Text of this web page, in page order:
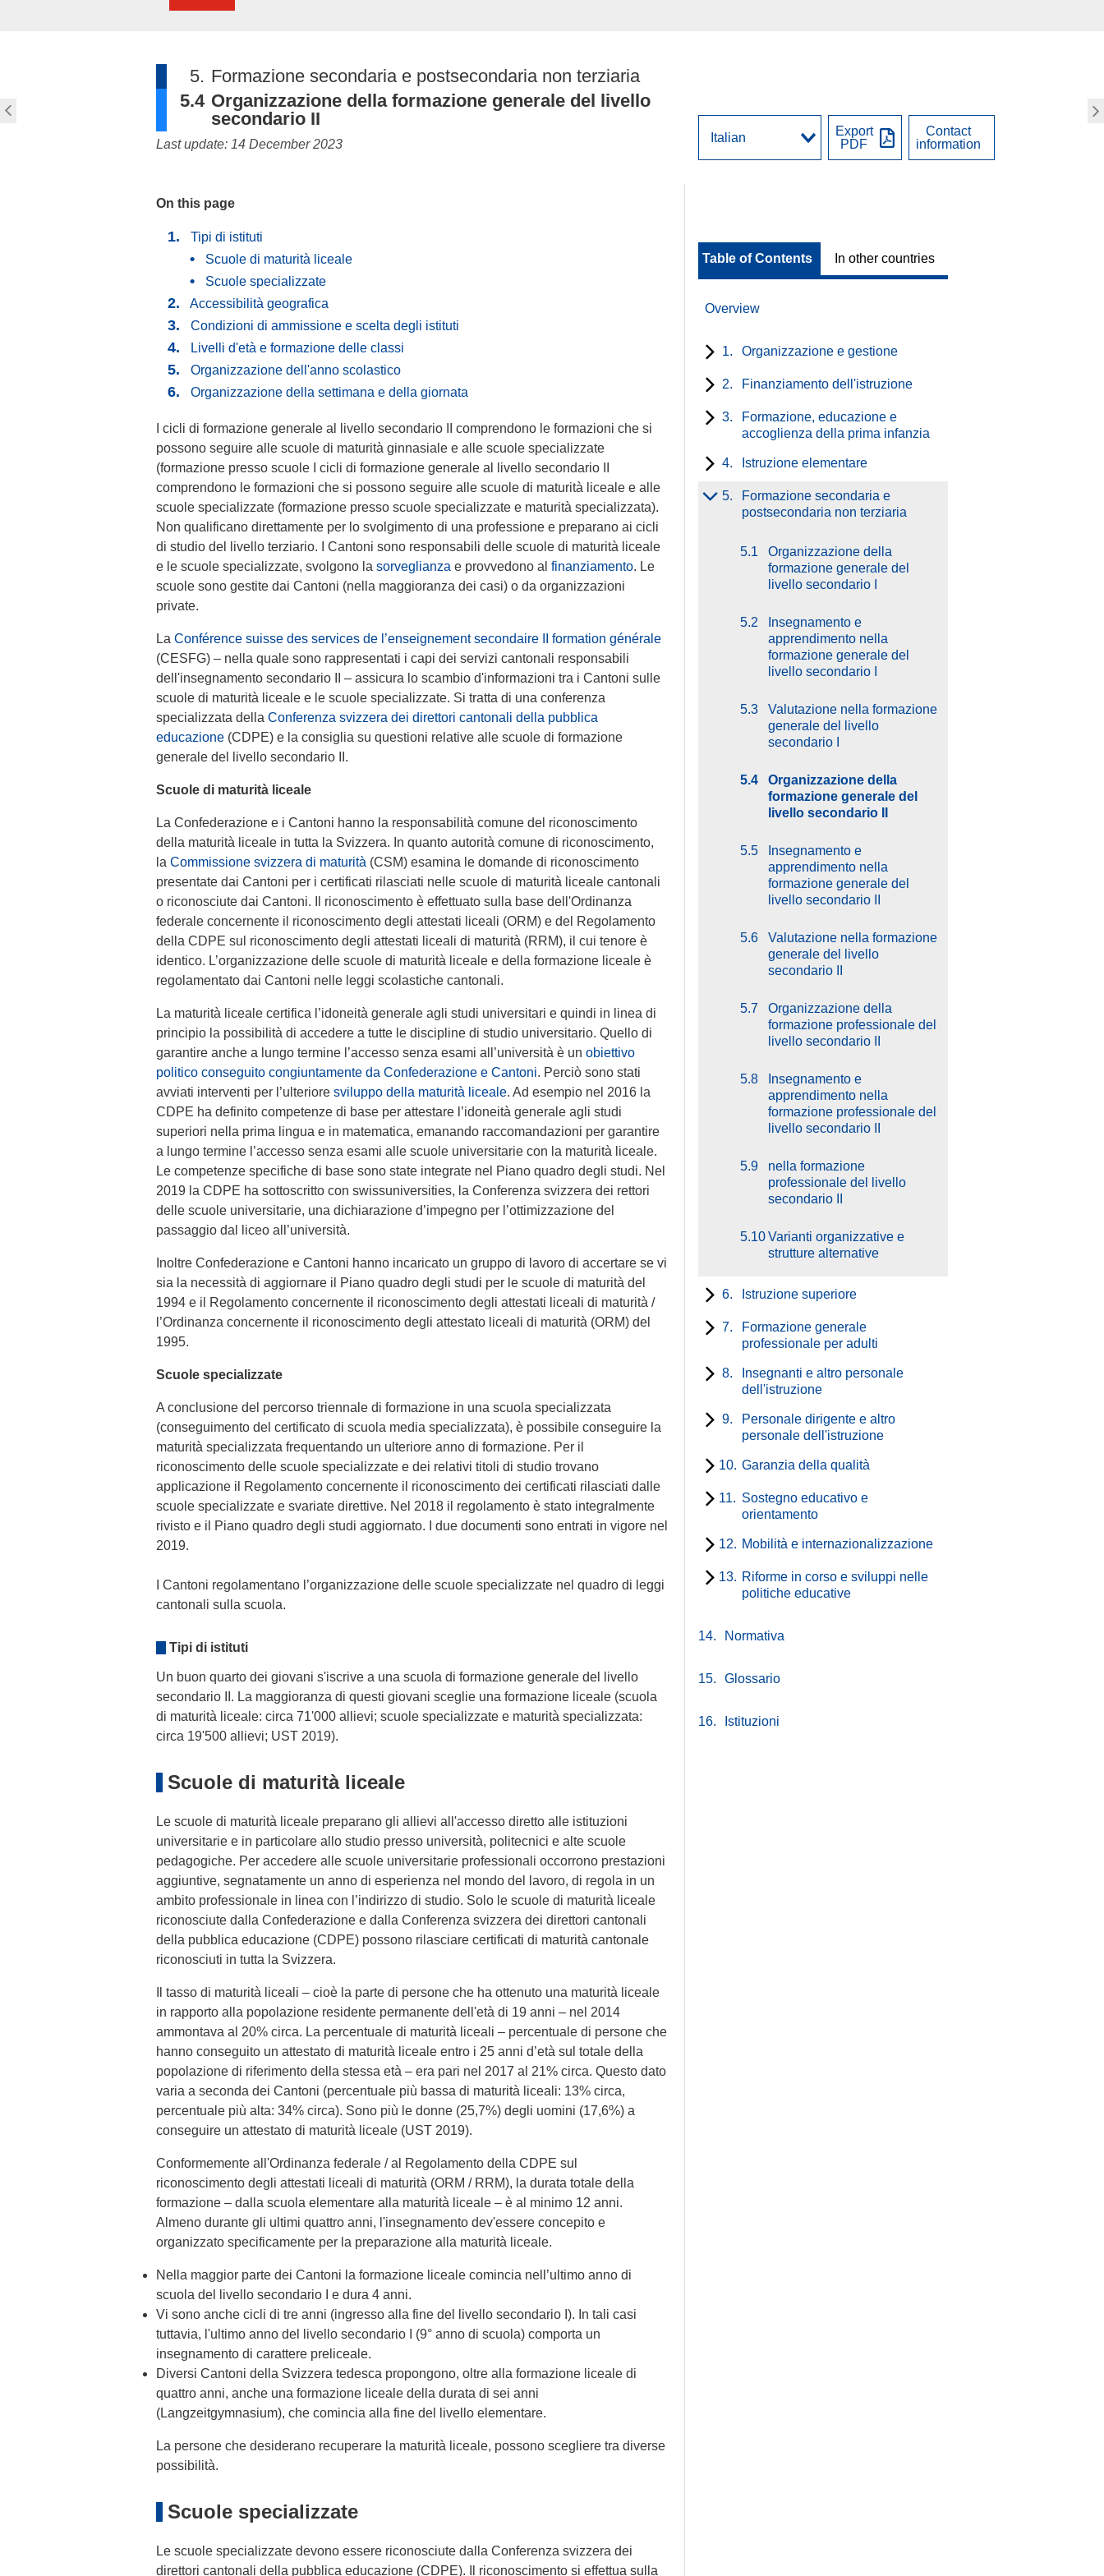
5. Formazione secondaria e postsecondaria non terziaria
5.4 Organizzazione della formazione generale del livello
secondario II
Last update: 14 December 2023
On this page
Tipi di istituti
Scuole di maturità liceale
Scuole specializzate
Accessibilità geografica
Condizioni di ammissione e scelta degli istituti
Livelli d'età e formazione delle classi
Organizzazione dell'anno scolastico
Organizzazione della settimana e della giornata
I cicli di formazione generale al livello secondario II comprendono le formazioni che si
possono seguire alle scuole di maturità ginnasiale e alle scuole specializzate
(formazione presso scuole I cicli di formazione generale al livello secondario II
comprendono le formazioni che si possono seguire alle scuole di maturità liceale e alle
scuole specializzate (formazione presso scuole specializzate e maturità specializzata).
Non qualificano direttamente per lo svolgimento di una professione e preparano ai cicli
di studio del livello terziario. I Cantoni sono responsabili delle scuole di maturità liceale
e le scuole specializzate, svolgono la sorveglianza e provvedono al finanziamento. Le
scuole sono gestite dai Cantoni (nella maggioranza dei casi) o da organizzazioni
private.
La Conférence suisse des services de l’enseignement secondaire II formation générale
(CESFG) – nella quale sono rappresentati i capi dei servizi cantonali responsabili
dell'insegnamento secondario II – assicura lo scambio d'informazioni tra i Cantoni sulle
scuole di maturità liceale e le scuole specializzate. Si tratta di una conferenza
specializzata della Conferenza svizzera dei direttori cantonali della pubblica
educazione (CDPE) e la consiglia su questioni relative alle scuole di formazione
generale del livello secondario II.
Scuole di maturità liceale
La Confederazione e i Cantoni hanno la responsabilità comune del riconoscimento
della maturità liceale in tutta la Svizzera. In quanto autorità comune di riconoscimento,
la Commissione svizzera di maturità (CSM) esamina le domande di riconoscimento
presentate dai Cantoni per i certificati rilasciati nelle scuole di maturità liceale cantonali
o riconosciute dai Cantoni. Il riconoscimento è effettuato sulla base dell'Ordinanza
federale concernente il riconoscimento degli attestati liceali (ORM) e del Regolamento
della CDPE sul riconoscimento degli attestati liceali di maturità (RRM), il cui tenore è
identico. L’organizzazione delle scuole di maturità liceale e della formazione liceale è
regolamentato dai Cantoni nelle leggi scolastiche cantonali.
La maturità liceale certifica l’idoneità generale agli studi universitari e quindi in linea di
principio la possibilità di accedere a tutte le discipline di studio universitario. Quello di
garantire anche a lungo termine l’accesso senza esami all’università è un obiettivo
politico conseguito congiuntamente da Confederazione e Cantoni. Perciò sono stati
avviati interventi per l’ulteriore sviluppo della maturità liceale. Ad esempio nel 2016 la
CDPE ha definito competenze di base per attestare l’idoneità generale agli studi
superiori nella prima lingua e in matematica, emanando raccomandazioni per garantire
a lungo termine l’accesso senza esami alle scuole universitarie con la maturità liceale.
Le competenze specifiche di base sono state integrate nel Piano quadro degli studi. Nel
2019 la CDPE ha sottoscritto con swissuniversities, la Conferenza svizzera dei rettori
delle scuole universitarie, una dichiarazione d’impegno per l’ottimizzazione del
passaggio dal liceo all’università.
Inoltre Confederazione e Cantoni hanno incaricato un gruppo di lavoro di accertare se vi
sia la necessità di aggiornare il Piano quadro degli studi per le scuole di maturità del
1994 e il Regolamento concernente il riconoscimento degli attestati liceali di maturità /
l’Ordinanza concernente il riconoscimento degli attestato liceali di maturità (ORM) del
1995.
Scuole specializzate
A conclusione del percorso triennale di formazione in una scuola specializzata
(conseguimento del certificato di scuola media specializzata), è possibile conseguire la
maturità specializzata frequentando un ulteriore anno di formazione. Per il
riconoscimento delle scuole specializzate e dei relativi titoli di studio trovano
applicazione il Regolamento concernente il riconoscimento dei certificati rilasciati dalle
scuole specializzate e svariate direttive. Nel 2018 il regolamento è stato integralmente
rivisto e il Piano quadro degli studi aggiornato. I due documenti sono entrati in vigore nel
2019.
I Cantoni regolamentano l’organizzazione delle scuole specializzate nel quadro di leggi
cantonali sulla scuola.
Tipi di istituti
Un buon quarto dei giovani s'iscrive a una scuola di formazione generale del livello
secondario II. La maggioranza di questi giovani sceglie una formazione liceale (scuola
di maturità liceale: circa 71'000 allievi; scuole specializzate e maturità specializzata:
circa 19'500 allievi; UST 2019).
Scuole di maturità liceale
Le scuole di maturità liceale preparano gli allievi all'accesso diretto alle istituzioni
universitarie e in particolare allo studio presso università, politecnici e alte scuole
pedagogiche. Per accedere alle scuole universitarie professionali occorrono prestazioni
aggiuntive, segnatamente un anno di esperienza nel mondo del lavoro, di regola in un
ambito professionale in linea con l’indirizzo di studio. Solo le scuole di maturità liceale
riconosciute dalla Confederazione e dalla Conferenza svizzera dei direttori cantonali
della pubblica educazione (CDPE) possono rilasciare certificati di maturità cantonale
riconosciuti in tutta la Svizzera.
Il tasso di maturità liceali – cioè la parte di persone che ha ottenuto una maturità liceale
in rapporto alla popolazione residente permanente dell'età di 19 anni – nel 2014
ammontava al 20% circa. La percentuale di maturità liceali – percentuale di persone che
hanno conseguito un attestato di maturità liceale entro i 25 anni d’età sul totale della
popolazione di riferimento della stessa età – era pari nel 2017 al 21% circa. Questo dato
varia a seconda dei Cantoni (percentuale più bassa di maturità liceali: 13% circa,
percentuale più alta: 34% circa). Sono più le donne (25,7%) degli uomini (17,6%) a
conseguire un attestato di maturità liceale (UST 2019).
Conformemente all'Ordinanza federale / al Regolamento della CDPE sul
riconoscimento degli attestati liceali di maturità (ORM / RRM), la durata totale della
formazione – dalla scuola elementare alla maturità liceale – è al minimo 12 anni.
Almeno durante gli ultimi quattro anni, l'insegnamento dev'essere concepito e
organizzato specificamente per la preparazione alla maturità liceale.
Nella maggior parte dei Cantoni la formazione liceale comincia nell’ultimo anno di
scuola del livello secondario I e dura 4 anni.
Vi sono anche cicli di tre anni (ingresso alla fine del livello secondario I). In tali casi
tuttavia, l'ultimo anno del livello secondario I (9° anno di scuola) comporta un
insegnamento di carattere preliceale.
Diversi Cantoni della Svizzera tedesca propongono, oltre alla formazione liceale di
quattro anni, anche una formazione liceale della durata di sei anni
(Langzeitgymnasium), che comincia alla fine del livello elementare.
La persone che desiderano recuperare la maturità liceale, possono scegliere tra diverse
possibilità.
Scuole specializzate
Le scuole specializzate devono essere riconosciute dalla Conferenza svizzera dei
direttori cantonali della pubblica educazione (CDPE). Il riconoscimento si effettua sulla
Export
PDF
Contact
information
Table of Contents In other countries
Overview
1. Organizzazione e gestione
2. Finanziamento dell'istruzione
3.
Formazione, educazione e
accoglienza della prima infanzia
4. Istruzione elementare
5.
Formazione secondaria e
postsecondaria non terziaria
5.1
Organizzazione della
formazione generale del
livello secondario I
5.2
Insegnamento e
apprendimento nella
formazione generale del
livello secondario I
5.3
Valutazione nella formazione
generale del livello
secondario I
5.4
Organizzazione della
formazione generale del
livello secondario II
5.5
Insegnamento e
apprendimento nella
formazione generale del
livello secondario II
5.6
Valutazione nella formazione
generale del livello
secondario II
5.7
Organizzazione della
formazione professionale del
livello secondario II
5.8
Insegnamento e
apprendimento nella
formazione professionale del
livello secondario II
5.9
nella formazione
professionale del livello
secondario II
5.10Varianti organizzative e
strutture alternative
6. Istruzione superiore
7.
Formazione generale
professionale per adulti
8.
Insegnanti e altro personale
dell'istruzione
9.
Personale dirigente e altro
personale dell'istruzione
10. Garanzia della qualità
11. Sostegno educativo e
orientamento
12. Mobilità e internazionalizzazione
13. Riforme in corso e sviluppi nelle
politiche educative
14. Normativa
15. Glossario
16. Istituzioni